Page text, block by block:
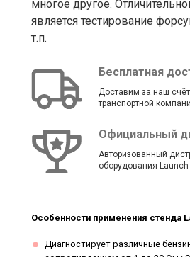
многое другое.
является тестирование
т.п.
Бесплатная
Доставим за наш
транспортной
Официальный
Авторизованный
оборудования
Особенности применения стенда
Диагностирует различные